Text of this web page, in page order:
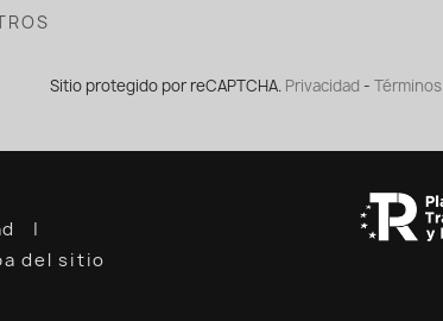
Sitio protegido por reCAPTCHA. Privacidad - Términos
del sitio